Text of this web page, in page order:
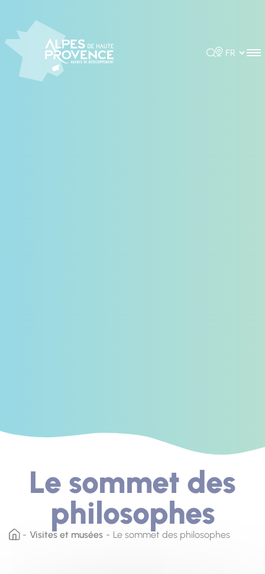
Rechercher
Choisir la
Le sommet des
philosophes
Visites et musées Le sommet des philosophes